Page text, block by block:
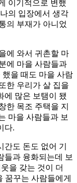
이기적으로 변했
의 입장에서 생각
의 부재가 아니었
에 와서 귀촌할 마
에 마을 사람들과
을 때도 마을 사람
한 우리가 살 집을
에 많은 보탬이 됐
한 목조 주택을 지
마을 사람들과 보
다.
도 돈도 없어 기
들과 융화되는데 보
을 갖는 것이 더
꿈꾸는 사람들에게